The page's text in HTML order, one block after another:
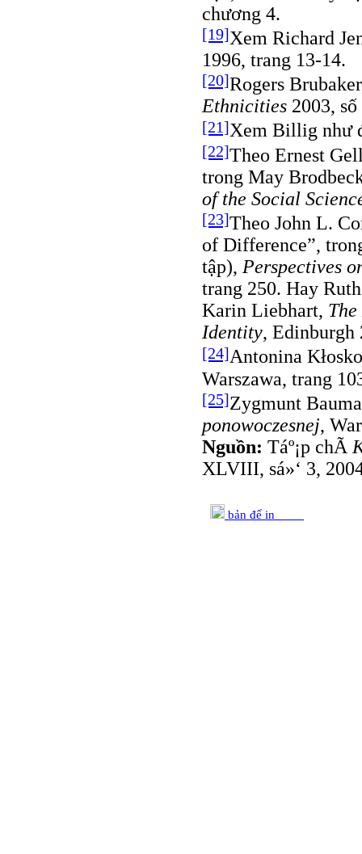
chương 4.
[19]Xem Richard
1996, trang 13-14.
[20]Rogers
Ethnicities 2003,
[21]Xem Billig như
[22]Theo Ernest
trong May
of the Social
[23]Theo John L.
of Difference”,
tập), Perspectives
trang 250. Hay
Karin Liebhart,
Identity, Edinburgh
[24]Antonina
Warszawa, trang
[25]Zygmunt
ponowoczesnej,
Nguồn: Táº¡p chÃ­
XLVIII, sá»‘ 3,
bản để in